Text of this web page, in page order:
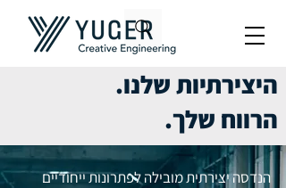
היצירתיות שלנו.
הרווח שלך.
הנדסה יצירתית מובילה לפתרונות ייחודיים